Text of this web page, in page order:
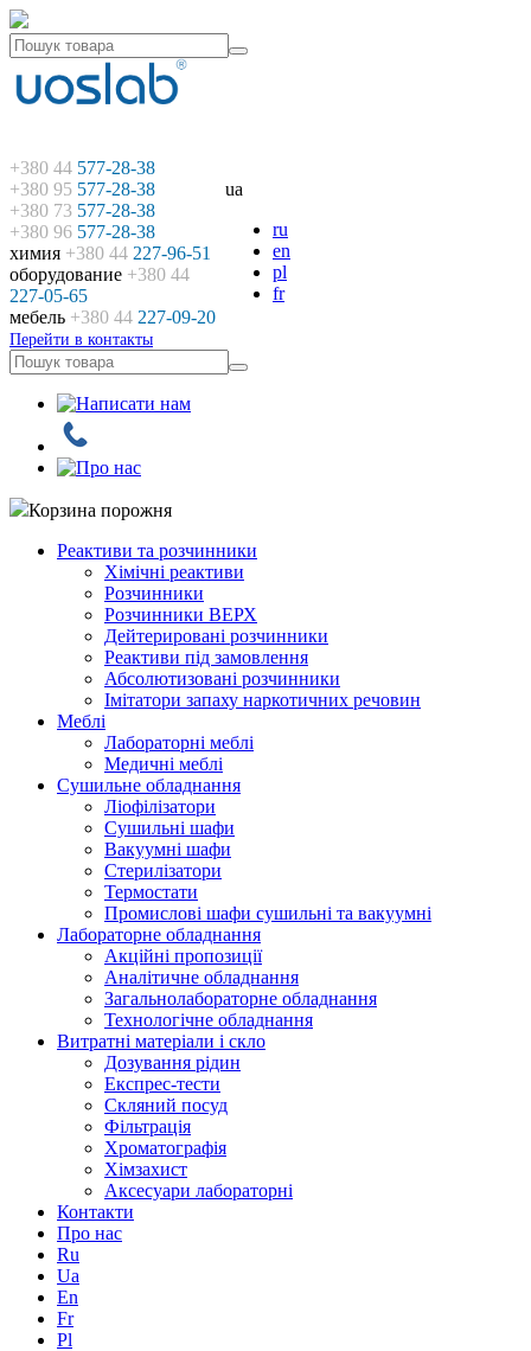
ua
ru
en
pl
fr
+380 44 577-28-38
+380 95 577-28-38
+380 73 577-28-38
+380 96 577-28-38
химия +380 44 227-96-51
оборудование +380 44
227-05-65
мебель +380 44 227-09-20
Перейти в контакты
Корзина порожня
Реактиви та розчинники
Хімічні реактиви
Розчинники
Розчинники ВЕРХ
Дейтерировані розчинники
Реактиви під замовлення
Абсолютизовані розчинники
Імітатори запаху наркотичних речовин
Меблі
Лабораторні меблі
Медичні меблі
Сушильне обладнання
Ліофілізатори
Сушильні шафи
Вакуумні шафи
Стерилізатори
Термостати
Промислові шафи сушильні та вакуумні
Лабораторне обладнання
Акційні пропозиції
Аналітичне обладнання
Загальнолабораторне обладнання
Технологічне обладнання
Витратні матеріали і скло
Дозування рідин
Експрес-тести
Скляний посуд
Фільтрація
Хроматографія
Хімзахист
Аксесуари лабораторні
Контакти
Про нас
Ru
Ua
En
Fr
Pl